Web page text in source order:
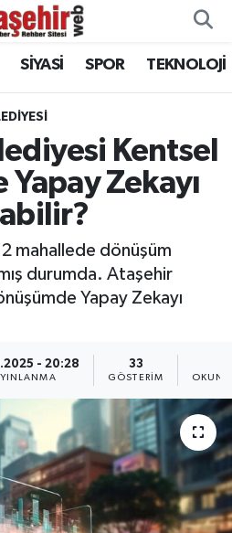
SİYASİ SPOR TEKNOLOJİ
Kentsel
Zekayı
mahallede dönüşüm
durumda. Ataşehir
Yapay Zekayı
- 20:28 33
GÖSTERIM
ve Fikstür